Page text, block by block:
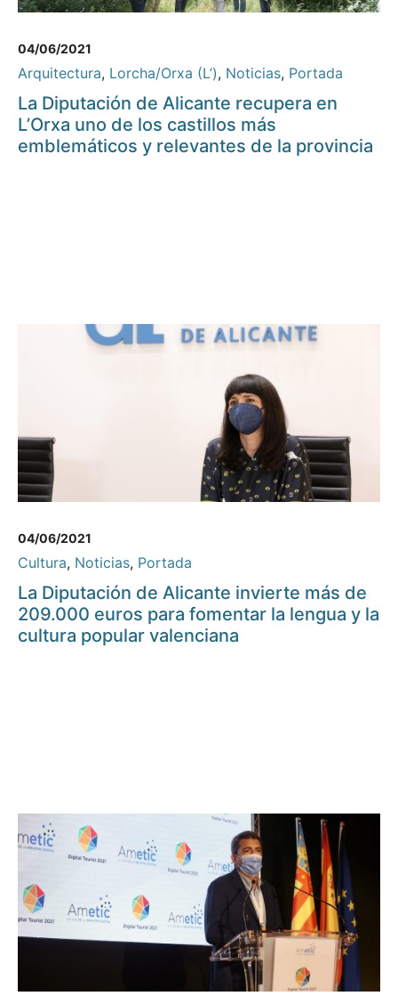
04/06/2021
Arquitectura, Lorcha/Orxa (L’), Noticias, Portada
La Diputación de Alicante recupera en
L’Orxa uno de los castillos más
emblemáticos y relevantes de la provincia
04/06/2021
Cultura, Noticias, Portada
La Diputación de Alicante invierte más de
209.000 euros para fomentar la lengua y la
cultura popular valenciana